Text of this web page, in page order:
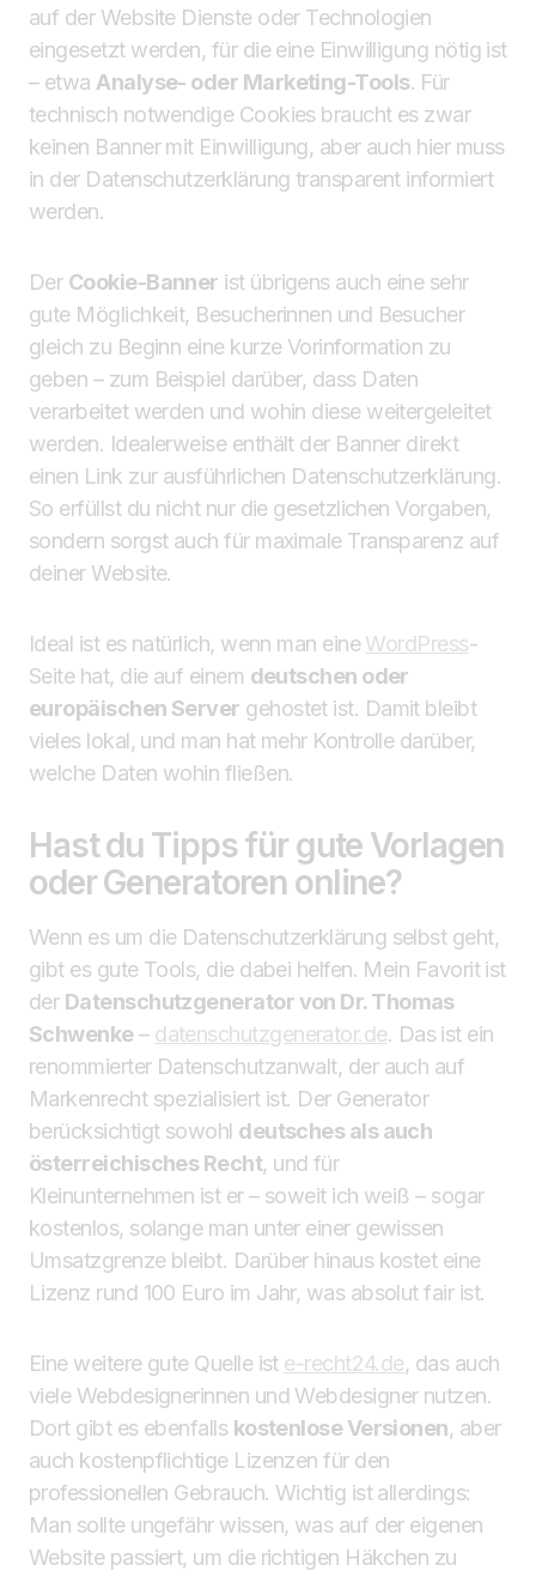
auf der Website Dienste oder Technologien
eingesetzt werden, für die eine Einwilligung nötig ist
– etwa Analyse- oder Marketing-Tools. Für
technisch notwendige Cookies braucht es zwar
keinen Banner mit Einwilligung, aber auch hier muss
in der Datenschutzerklärung transparent informiert
werden.
Der Cookie-Banner ist übrigens auch eine sehr
gute Möglichkeit, Besucherinnen und Besucher
gleich zu Beginn eine kurze Vorinformation zu
geben – zum Beispiel darüber, dass Daten
verarbeitet werden und wohin diese weitergeleitet
werden. Idealerweise enthält der Banner direkt
einen Link zur ausführlichen Datenschutzerklärung.
So erfüllst du nicht nur die gesetzlichen Vorgaben,
sondern sorgst auch für maximale Transparenz auf
deiner Website.
Ideal ist es natürlich, wenn man eineWordPress-
Seite hat, die auf einem deutschen oder
europäischen Server gehostet ist. Damit bleibt
vieles lokal, und man hat mehr Kontrolle darüber,
welche Daten wohin fließen.
Hast du Tipps für gute Vorlagen
oder Generatoren online?
Wenn es um die Datenschutzerklärung selbst geht,
gibt es gute Tools, die dabei helfen. Mein Favorit ist
der Datenschutzgenerator von Dr. Thomas
Schwenke– datenschutzgenerator.de. Das ist ein
renommierter Datenschutzanwalt, der auch auf
Markenrecht spezialisiert ist. Der Generator
berücksichtigt sowohl deutsches als auch
österreichisches Recht, und für
Kleinunternehmen ist er – soweit ich weiß – sogar
kostenlos, solange man unter einer gewissen
Umsatzgrenze bleibt. Darüber hinaus kostet eine
Lizenz rund 100 Euro im Jahr, was absolut fair ist.
Eine weitere gute Quelle ist e-recht24.de, das auch
viele Webdesignerinnen und Webdesigner nutzen.
Dort gibt es ebenfalls kostenlose Versionen, aber
auch kostenpflichtige Lizenzen für den
professionellen Gebrauch. Wichtig ist allerdings:
Man sollte ungefähr wissen, was auf der eigenen
Website passiert, um die richtigen Häkchen zu